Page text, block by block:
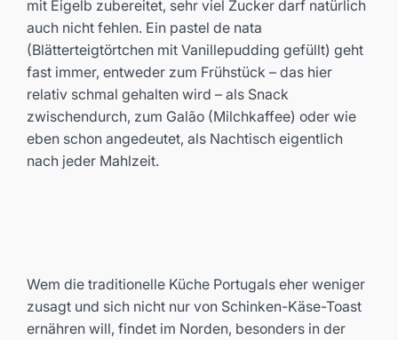
mit Eigelb zubereitet, sehr viel Zucker darf natürlich
auch nicht fehlen. Ein pastel de nata
(Blätterteigtörtchen mit Vanillepudding gefüllt) geht
fast immer, entweder zum Frühstück – das hier
relativ schmal gehalten wird – als Snack
zwischendurch, zum Galão (Milchkaffee) oder wie
eben schon angedeutet, als Nachtisch eigentlich
nach jeder Mahlzeit.
Wem die traditionelle Küche Portugals eher weniger
zusagt und sich nicht nur von Schinken-Käse-Toast
ernähren will, findet im Norden, besonders in der